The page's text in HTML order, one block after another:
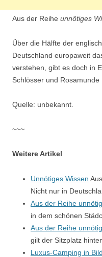
Aus der Reihe unnötiges
Über die Hälfte der
Deutschland europaweit
verstehen, gibt es doch in
Schlösser und
Quelle: unbekannt.
~~~
Weitere Artikel
Unnötiges Wissen
Nicht nur in
Aus der Reihe
in dem schönen
Aus der Reihe
gilt der Sitzplatz
Luxus-Camping in